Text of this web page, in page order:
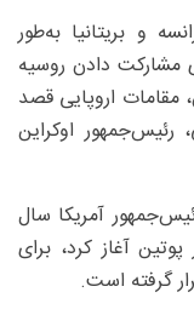
و بریتانیا به‌طور
مشارکت دادن روسیه
مقامات اروپایی قصد
رئیس‌جمهور اوکراین
آمریکا سال
آغاز کرد، برای
گرفته است.